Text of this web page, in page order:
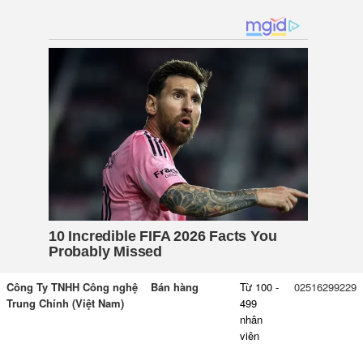
Công Ty TNHH Công nghệ
Trung Chính (Việt Nam)
Bán hàng
Từ 100 -
499
nhân
viên
02516299229